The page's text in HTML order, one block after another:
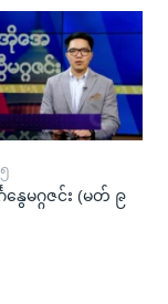
ေမဂ္ဂဇင်း (မတ် ၉